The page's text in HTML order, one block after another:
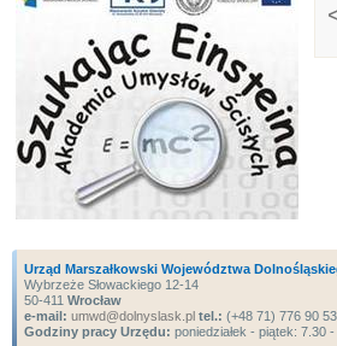
Urząd Marszałkowski Województwa
Wybrzeże Słowackiego 12-14
50-411 Wrocław
e-mail: umwd@dolnyslask.pl tel.: (+48 71) 776 90 53
Godziny pracy Urzędu: poniedziałek - piątek: 7.30